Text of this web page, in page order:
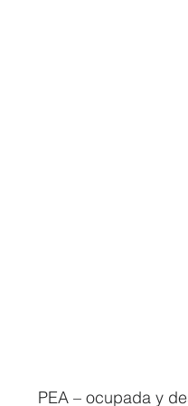
PEA – ocupada y